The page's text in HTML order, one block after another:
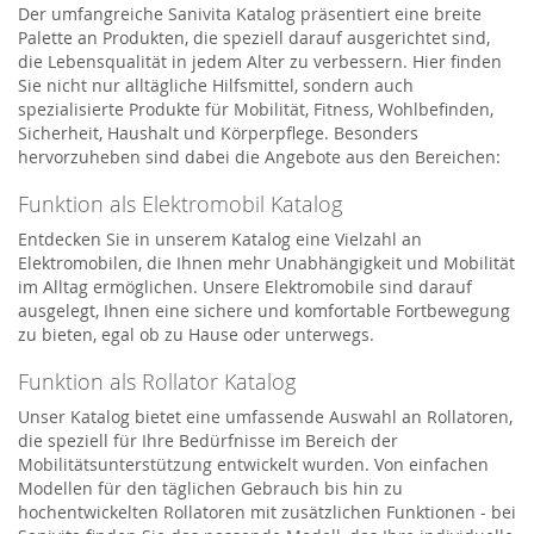
Der umfangreiche Sanivita Katalog präsentiert eine breite
Palette an Produkten, die speziell darauf ausgerichtet sind,
die Lebensqualität in jedem Alter zu verbessern. Hier finden
Sie nicht nur alltägliche Hilfsmittel, sondern auch
spezialisierte Produkte für Mobilität, Fitness, Wohlbefinden,
Sicherheit, Haushalt und Körperpflege. Besonders
hervorzuheben sind dabei die Angebote aus den Bereichen:
Funktion als Elektromobil Katalog
Entdecken Sie in unserem Katalog eine Vielzahl an
Elektromobilen, die Ihnen mehr Unabhängigkeit und Mobilität
im Alltag ermöglichen. Unsere Elektromobile sind darauf
ausgelegt, Ihnen eine sichere und komfortable Fortbewegung
zu bieten, egal ob zu Hause oder unterwegs.
Funktion als Rollator Katalog
Unser Katalog bietet eine umfassende Auswahl an Rollatoren,
die speziell für Ihre Bedürfnisse im Bereich der
Mobilitätsunterstützung entwickelt wurden. Von einfachen
Modellen für den täglichen Gebrauch bis hin zu
hochentwickelten Rollatoren mit zusätzlichen Funktionen - bei